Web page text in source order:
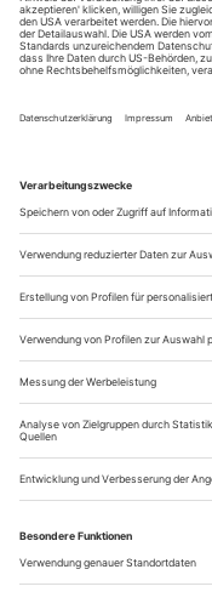
Seelenverwandte
Entscheidung für
ansteckendes
ästhetischem
verspieltem Lächeln.
Lehrzeit an der
der 1980er-Jahre
Choreografin und
Free Fall
Jiří Kylián in Lyon: eine
Am besten betritt
dunkel ist es in
Choreograf Jiří
man nicht ganz